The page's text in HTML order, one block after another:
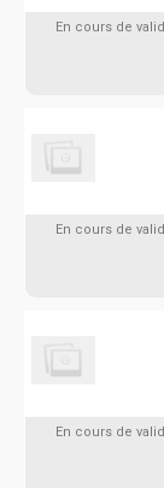
En cours de
En cours de
En cours de